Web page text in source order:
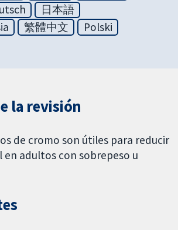
日本語
繁體中文
Polski
la revisión
de cromo son útiles para reducir
en adultos con sobrepeso u